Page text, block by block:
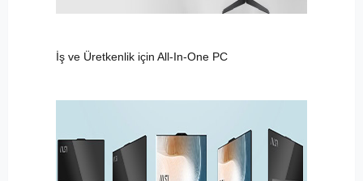
İş ve Üretkenlik için All-In-One PC